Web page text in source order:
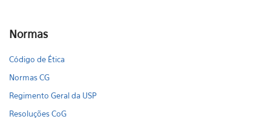
Normas
Código de Ética
Normas CG
Regimento Geral da USP
Resoluções CoG